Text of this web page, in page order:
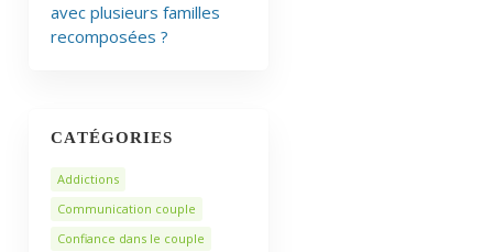
avec plusieurs familles
recomposées ?
CATÉGORIES
Addictions
Communication couple
Confiance dans le couple